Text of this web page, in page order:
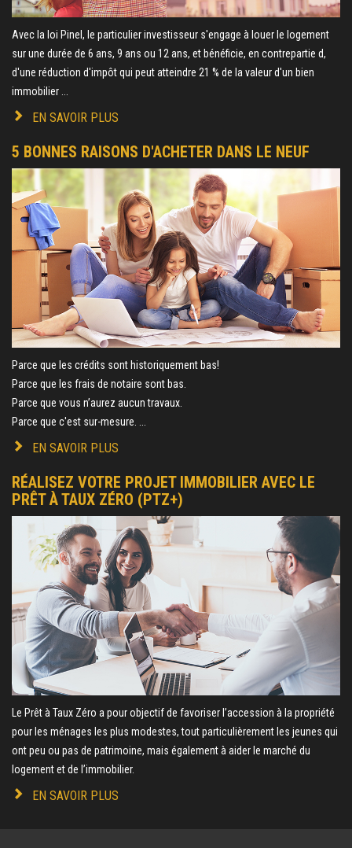
Avec la loi Pinel, le particulier investisseur s'engage à louer le logement
sur une durée de 6 ans, 9 ans ou 12 ans, et bénéficie, en contrepartie d,
d'une réduction d'impôt qui peut atteindre 21 % de la valeur d'un bien
immobilier ...
EN SAVOIR PLUS
5 BONNES RAISONS D'ACHETER DANS LE NEUF
Parce que les crédits sont historiquement bas!
Parce que les frais de notaire sont bas.
Parce que vous n’aurez aucun travaux.
Parce que c'est sur-mesure. ...
EN SAVOIR PLUS
RÉALISEZ VOTRE PROJET IMMOBILIER AVEC LE
PRÊT À TAUX ZÉRO (PTZ+)
Le Prêt à Taux Zéro a pour objectif de favoriser l’accession à la propriété
pour les ménages les plus modestes, tout particulièrement les jeunes qui
ont peu ou pas de patrimoine, mais également à aider le marché du
logement et de l’immobilier.
EN SAVOIR PLUS